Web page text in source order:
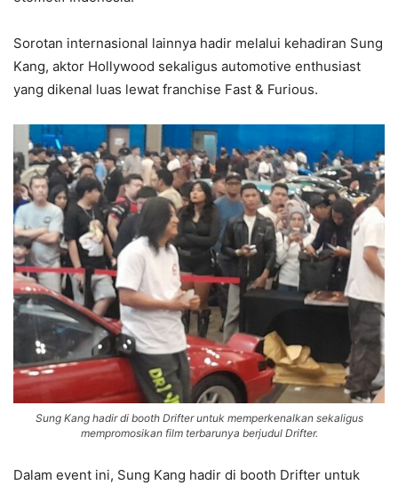
Sorotan internasional lainnya hadir melalui kehadiran Sung
Kang, aktor Hollywood sekaligus automotive enthusiast
yang dikenal luas lewat franchise Fast & Furious.
Sung Kang hadir di booth Drifter untuk memperkenalkan sekaligus
mempromosikan film terbarunya berjudul Drifter.
Dalam event ini, Sung Kang hadir di booth Drifter untuk